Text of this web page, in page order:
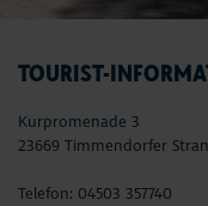
TOURIST-
Kurpromenade 3
23669 Timmendorfer
Telefon: 04503 357740